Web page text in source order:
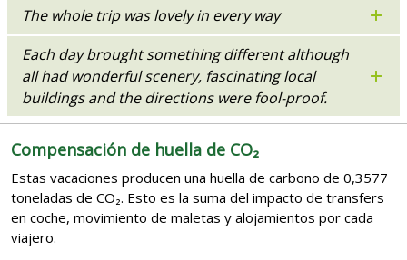
The whole trip was lovely in every way
Each day brought something different although
all had wonderful scenery, fascinating local
buildings and the directions were fool-proof.
Compensación de huella de CO₂
Estas vacaciones producen una huella de carbono de 0,3577
toneladas de CO₂. Esto es la suma del impacto de transfers
en coche, movimiento de maletas y alojamientos por cada
viajero.